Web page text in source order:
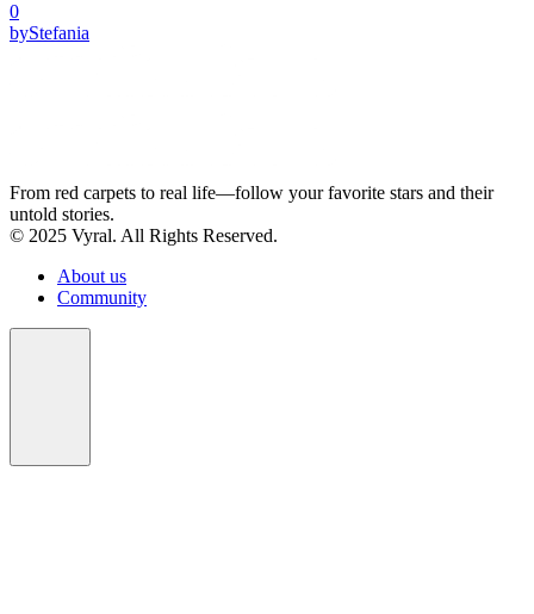
0
byStefania
From red carpets to real life—follow your favorite stars and their
untold stories.
© 2025 Vyral. All Rights Reserved.
About us
Community